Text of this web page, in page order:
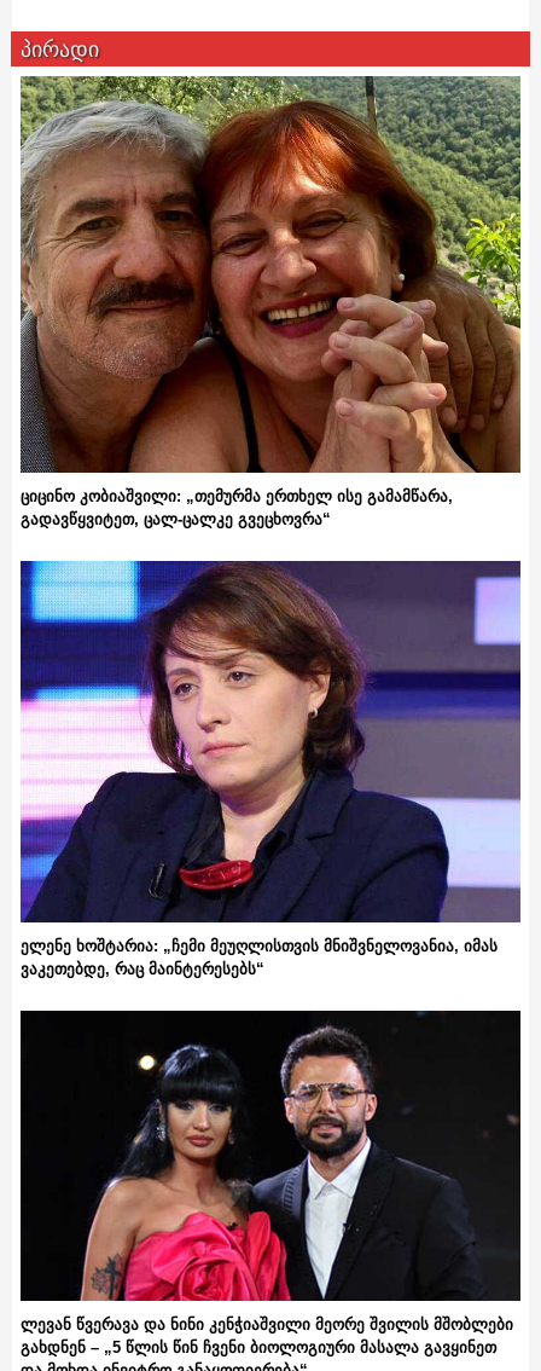
პირადი
ციცინო კობიაშვილი: „თემურმა ერთხელ ისე გამამწარა,
გადავწყვიტეთ, ცალ-ცალკე გვეცხოვრა“
ელენე ხოშტარია: „ჩემი მეუღლისთვის მნიშვნელოვანია, იმას
ვაკეთებდე, რაც მაინტერესებს“
ლევან წვერავა და ნინი კენჭიაშვილი მეორე შვილის მშობლები
გახდნენ – „5 წლის წინ ჩვენი ბიოლოგიური მასალა გავყინეთ